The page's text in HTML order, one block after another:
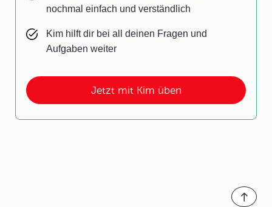
Jetzt mit Kim üben
nochmal einfach und verständlich
Kim hilft dir bei all deinen Fragen und
Aufgaben weiter